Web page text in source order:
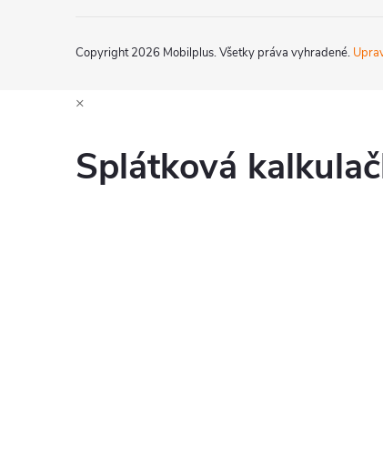
Copyright 2026 Mobilplus. Všetky práva vyhradené.
×
Splátková